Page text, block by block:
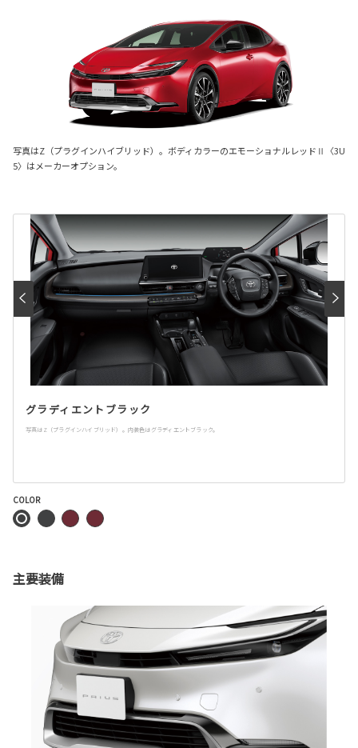
写真はZ（プラグインハイブリッド）。ボディカラーのエモーショナルレッドⅡ〈3U
5〉はメーカーオプション。
グラディエントブラック
写真はZ（プラグインハイブリッド）。内装色はグラディエントブラック。
COLOR
主要装備